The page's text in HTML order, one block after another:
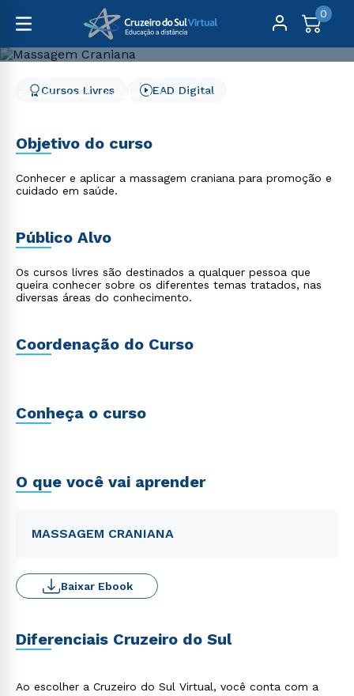
0
Cursos Livres Saúde Massagem Craniana
Cursos Livres EAD Digital
Objetivo do curso
Conhecer e aplicar a massagem craniana para promoção e
cuidado em saúde.
Público Alvo
Os cursos livres são destinados a qualquer pessoa que
queira conhecer sobre os diferentes temas tratados, nas
diversas áreas do conhecimento.
Coordenação do Curso
Conheça o curso
O que você vai aprender
MASSAGEM CRANIANA
Baixar Ebook
Diferenciais Cruzeiro do Sul
Ao escolher a Cruzeiro do Sul Virtual, você conta com a